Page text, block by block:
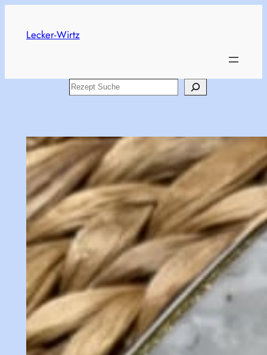
content
Lecker-Wirtz